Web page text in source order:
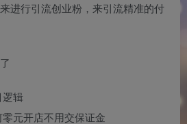
进行引流创业粉，来引流精准的付
辑
元开店不用交保证金